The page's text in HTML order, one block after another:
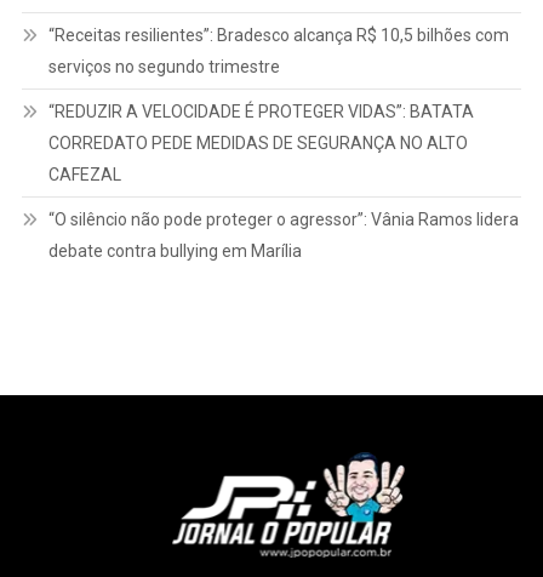
“Receitas resilientes”: Bradesco alcança R$ 10,5 bilhões com
serviços no segundo trimestre
“REDUZIR A VELOCIDADE É PROTEGER VIDAS”: BATATA
CORREDATO PEDE MEDIDAS DE SEGURANÇA NO ALTO
CAFEZAL
“O silêncio não pode proteger o agressor”: Vânia Ramos lidera
debate contra bullying em Marília